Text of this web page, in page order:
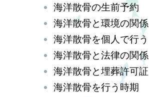
海洋散骨の生前予約
海洋散骨と環境の関係
海洋散骨を個人で行う
海洋散骨と法律の関係
海洋散骨と埋葬許可証
海洋散骨を行う時期